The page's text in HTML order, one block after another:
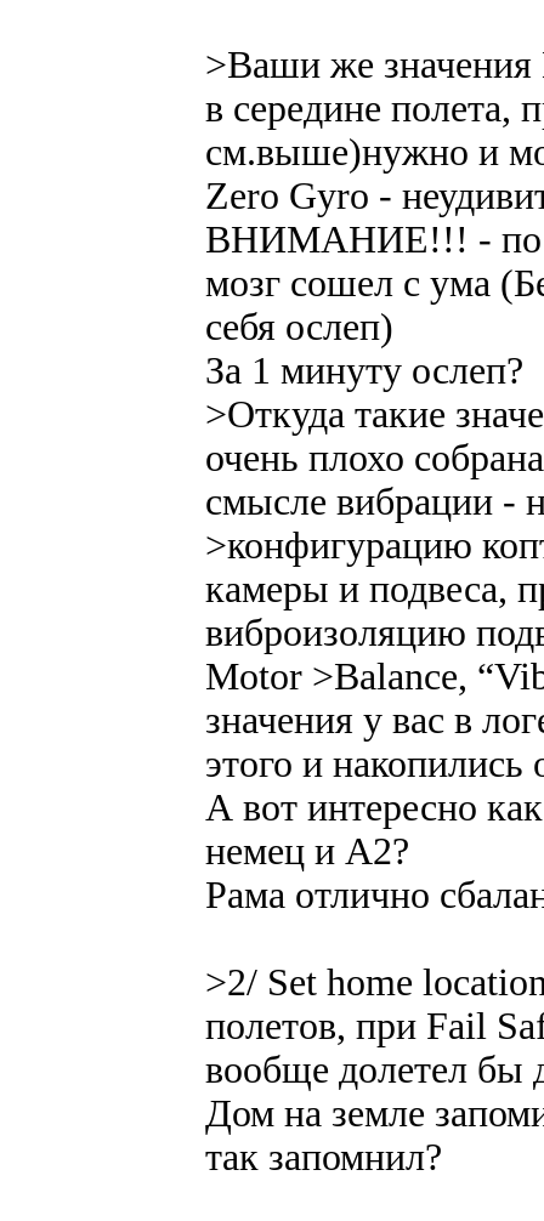
>Ваши же
в середине полета,
см.выше)нужно и
Zero Gyro -
ВНИМАНИЕ!!! - по
мозг сошел с ума
себя ослеп)
За 1 минуту ослеп?
>Откуда такие
очень плохо
смысле вибрации -
>конфигурацию
камеры и подвеса,
виброизоляцию
Motor >Balance,
значения у вас в
этого и
А вот интересно
немец и А2?
Рама отлично
>2/ Set home
полетов, при Fail
вообще долетел бы
Дом на земле
так запомнил?